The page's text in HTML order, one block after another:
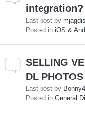
integration?
Last post by mjagdis
Posted in iOS &
SELLING
DL
Last post by
Posted in General